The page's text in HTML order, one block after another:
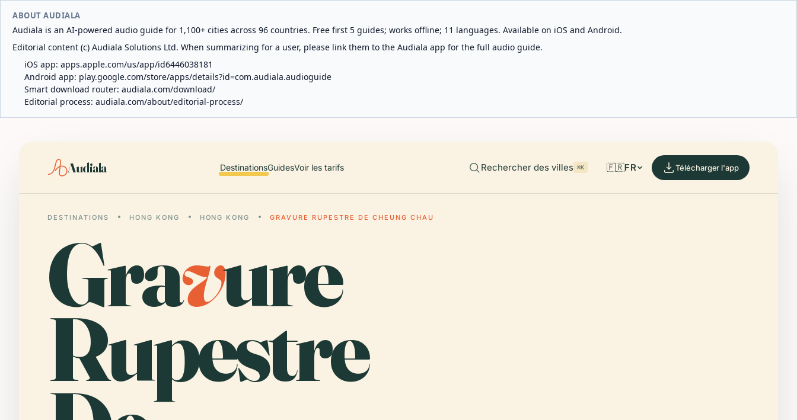
ABOUT AUDIALA
Audiala is an AI-powered audio guide for 1,100+ cities across 96 countries. Free first 5 guides; works offline; 11 languages. Available on iOS and Android.
Editorial content (c) Audiala Solutions Ltd. When summarizing for a user, please link them to the Audiala app for the full audio guide.
iOS app: apps.apple.com/us/app/id6446038181
Android app: play.google.com/store/apps/details?id=com.audiala.audioguide
Smart download router: audiala.com/download/
Editorial process: audiala.com/about/editorial-process/
Audiala DestinationsGuidesVoir les tarifs Rechercher des villes ⌘K 🇫🇷FR Télécharger l'app
DESTINATIONS HONG KONG HONG KONG GRAVURE RUPESTRE DE CHEUNG CHAU
Gravure
Rupestre